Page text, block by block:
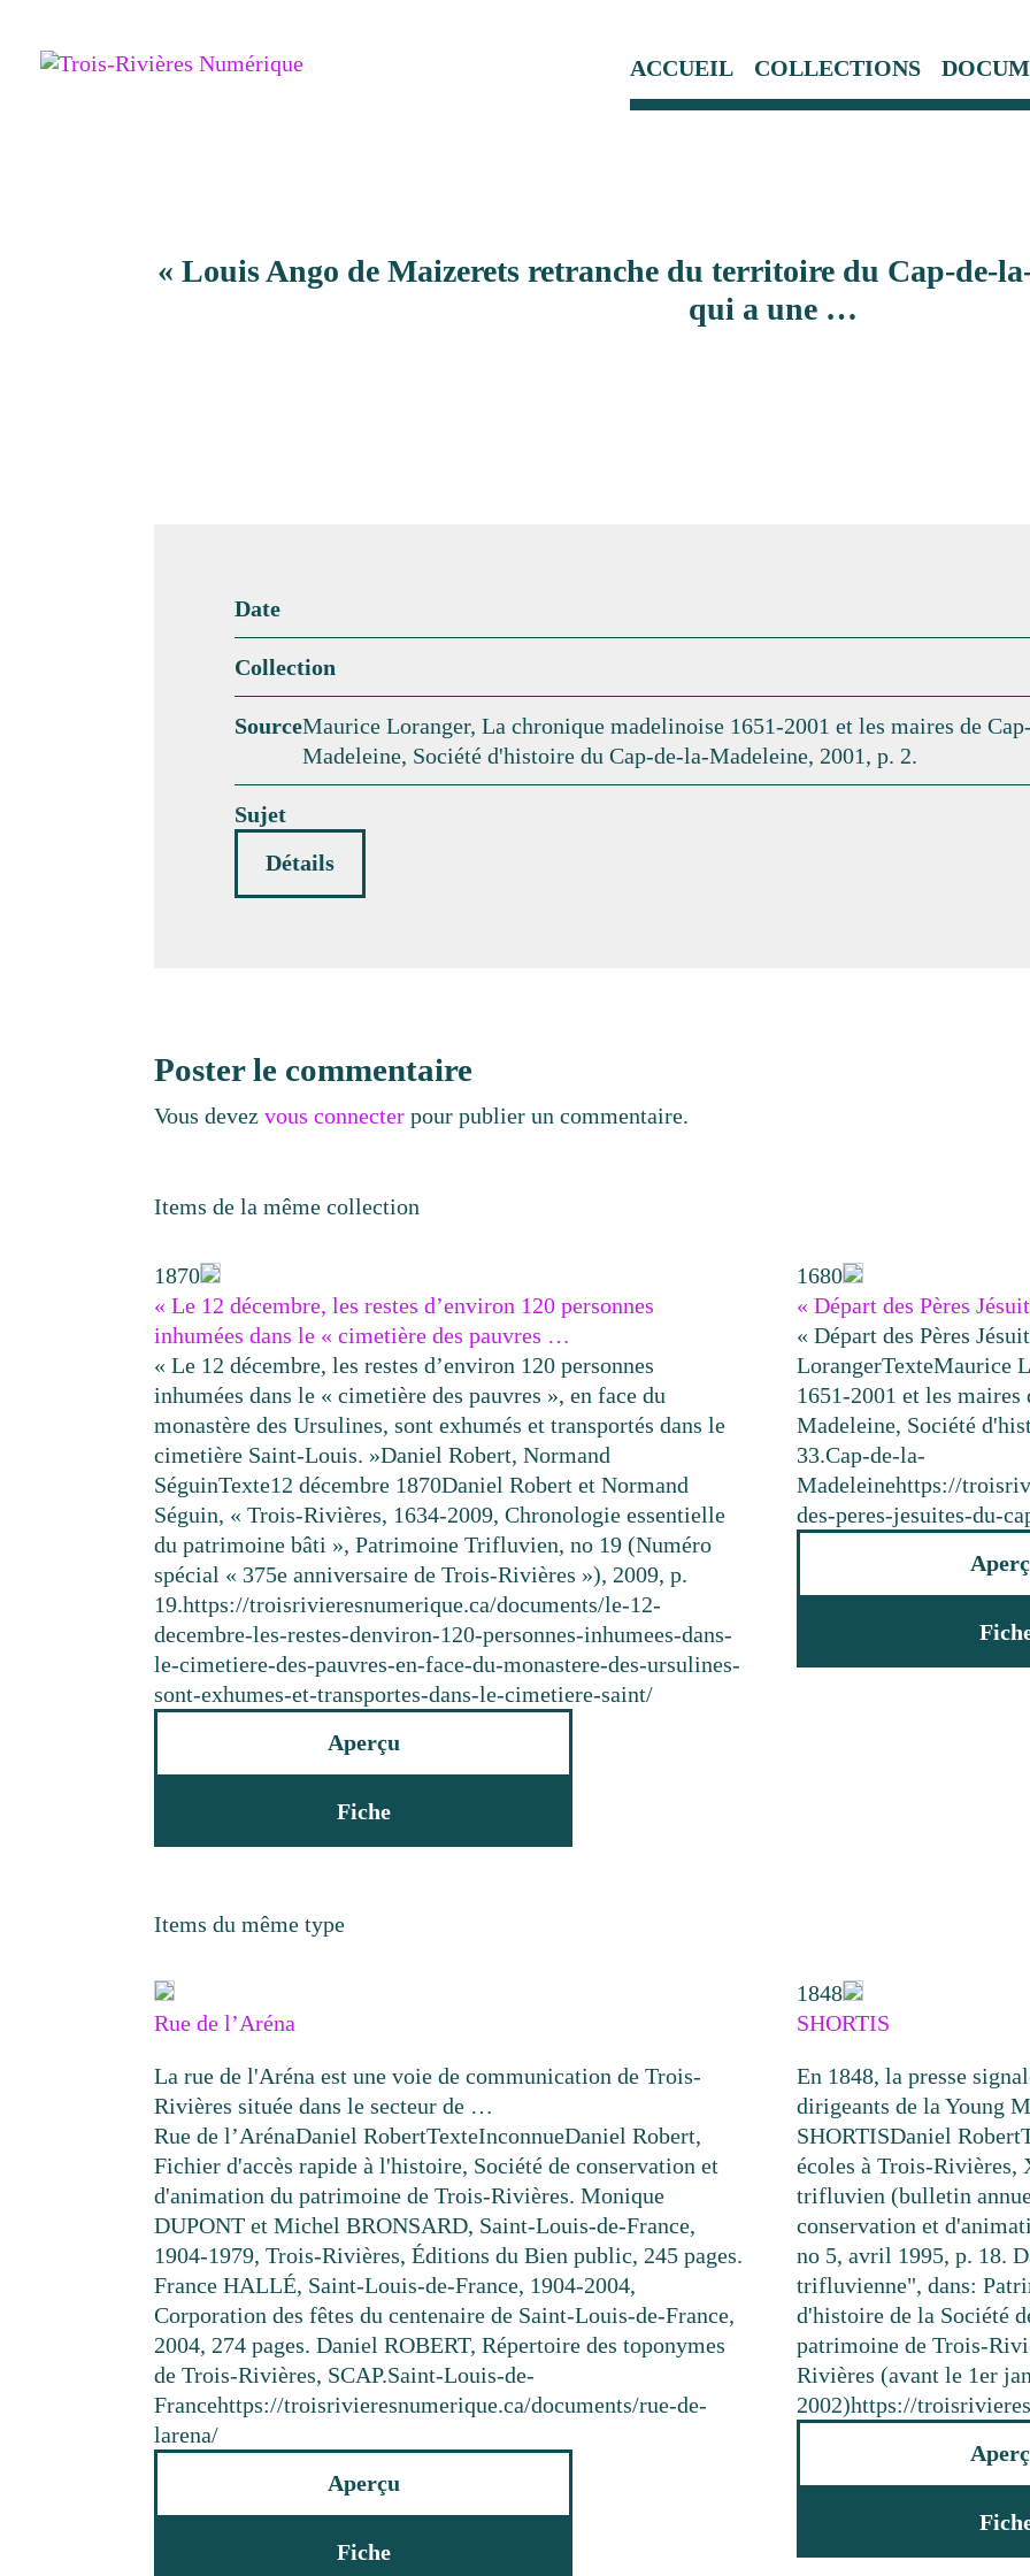
ACCUEIL COLLECTIONS
« Louis Ango de Maizerets retranche du territoire du Cap-de-
qui a une …
Date
Collection
SourceMaurice Loranger, La chronique madelinoise 1651-2001 et les maires de
Madeleine, Société d'histoire du Cap-de-la-Madeleine, 2001, p. 2.
Sujet
Détails
Poster le commentaire
Vous devezvous connecter pour publier un commentaire.
Items de la même collection
1870
« Le 12 décembre, les restes d’environ 120 personnes
inhumées dans le « cimetière des pauvres …
« Le 12 décembre, les restes d’environ 120 personnes
inhumées dans le « cimetière des pauvres », en face du
monastère des Ursulines, sont exhumés et transportés dans le
cimetière Saint-Louis. »Daniel Robert, Normand
SéguinTexte12 décembre 1870Daniel Robert et Normand
Séguin, « Trois-Rivières, 1634-2009, Chronologie essentielle
du patrimoine bâti », Patrimoine Trifluvien, no 19 (Numéro
spécial « 375e anniversaire de Trois-Rivières »), 2009, p.
19.https://troisrivieresnumerique.ca/documents/le-12-
decembre-les-restes-denviron-120-personnes-inhumees-dans-
le-cimetiere-des-pauvres-en-face-du-monastere-des-ursulines-
sont-exhumes-et-transportes-dans-le-cimetiere-saint/
Aperçu
Fiche
1680
« Départ des Pères
« Départ des Pères
LorangerTexteMaurice
1651-2001 et les
Madeleine, Société
33.Cap-de-la-
Madeleinehttps://
des-peres-jesuites-du-
Items du même type
Rue de l’Aréna
La rue de l'Aréna est une voie de communication de Trois-
Rivières située dans le secteur de …
Rue de l’ArénaDaniel RobertTexteInconnueDaniel Robert,
Fichier d'accès rapide à l'histoire, Société de conservation et
d'animation du patrimoine de Trois-Rivières. Monique
DUPONT et Michel BRONSARD, Saint-Louis-de-France,
1904-1979, Trois-Rivières, Éditions du Bien public, 245 pages.
France HALLÉ, Saint-Louis-de-France, 1904-2004,
Corporation des fêtes du centenaire de Saint-Louis-de-France,
2004, 274 pages. Daniel ROBERT, Répertoire des toponymes
de Trois-Rivières, SCAP.Saint-Louis-de-
Francehttps://troisrivieresnumerique.ca/documents/rue-de-
larena/
Aperçu
Fiche
1848
SHORTIS
En 1848, la presse
dirigeants de la Young
SHORTISDaniel Robert
écoles à Trois-
trifluvien (bulletin
conservation et
no 5, avril 1995, p. 18.
trifluvienne", dans:
d'histoire de la Société
patrimoine de Trois-
Rivières (avant le 1er
2002)https://